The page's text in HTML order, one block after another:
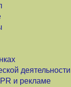
деятельности
и рекламе